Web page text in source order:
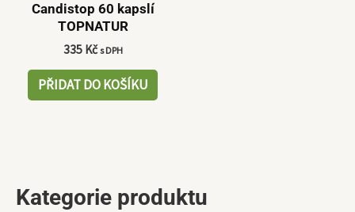
Kategorie produktu
Candistop 60 kapslí
TOPNATUR
335 Kč s DPH
PŘIDAT DO KOŠÍKU